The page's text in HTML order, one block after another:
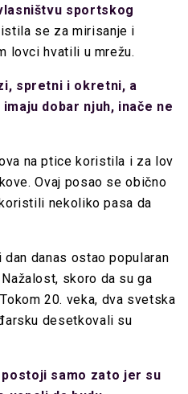
sportskog
se za mirisanje i
lovci hvatili u mrežu.
spretni i okretni, a
dobar njuh, inače ne
na ptice koristila i za lov
Ovaj posao se obično
nekoliko pasa da
danas ostao popularan
skoro da su ga
20. veka, dva svetska
desetkovali su
samo zato jer su